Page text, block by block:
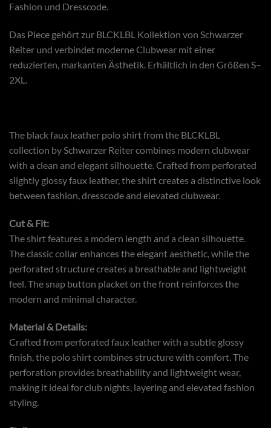
Fashion und Dresscode.
Das Piece gehört zur BLCKLBL Kollektion von Schwarzer
Reiter und verbindet moderne Clubwear mit einer
reduzierten, markanten Ästhetik. Erhältlich in den Größen S–
2XL.
The black faux leather polo shirt from the BLCKLBL
collection by Schwarzer Reiter combines modern clubwear
with a clean and elegant silhouette. Crafted from perforated
slightly glossy faux leather, the shirt creates a distinctive look
between fashion, dresscode and elevated clubwear.
Cut & Fit:
The shirt features a modern length and a clean silhouette.
The classic collar enhances the elegant aesthetic, while the
perforated structure creates a breathable and lightweight
feel. The snap button placket on the front reinforces the
modern and minimal character.
Material & Details:
Crafted from perforated faux leather with a subtle glossy
finish, the polo shirt combines structure with comfort. The
perforation provides breathability and lightweight wear,
making it ideal for club nights, layering and elevated fashion
styling.